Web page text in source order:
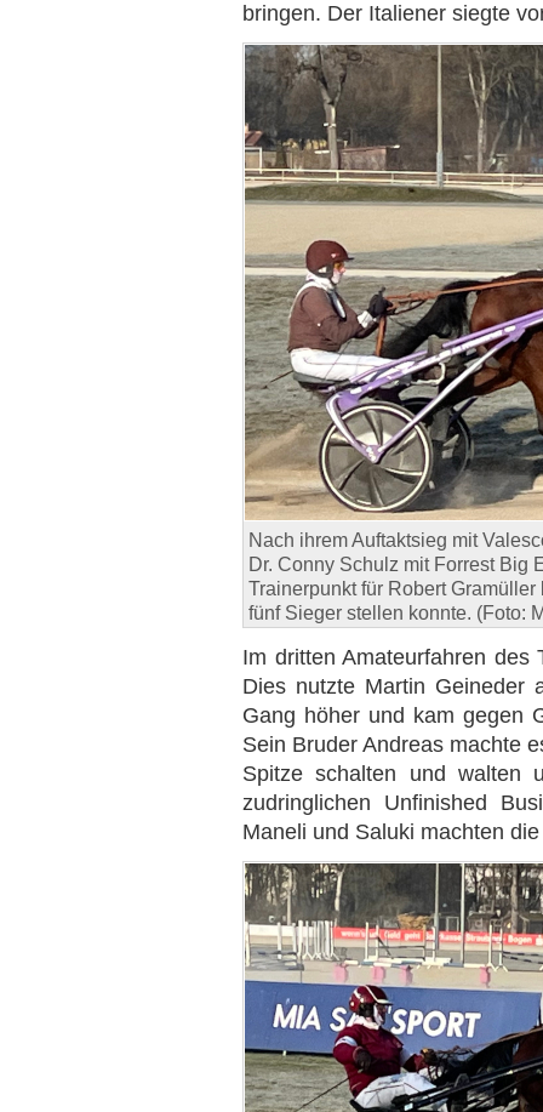
bringen. Der Italiener siegte
Nach ihrem Auftaktsieg mit
Dr. Conny Schulz mit Forrest Big
Trainerpunkt für Robert
fünf Sieger stellen konnte. (Foto:
Im dritten Amateurfahren des
Dies nutzte Martin Geineder
Gang höher und kam gegen
Sein Bruder Andreas machte
Spitze schalten und walten
zudringlichen Unfinished
Maneli und Saluki machten